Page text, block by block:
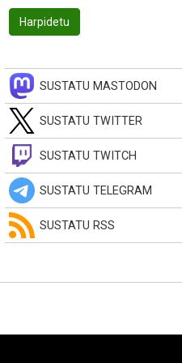
SUSTATU MASTODON
SUSTATU TWITTER
SUSTATU TWITCH
SUSTATU TELEGRAM
SUSTATU RSS